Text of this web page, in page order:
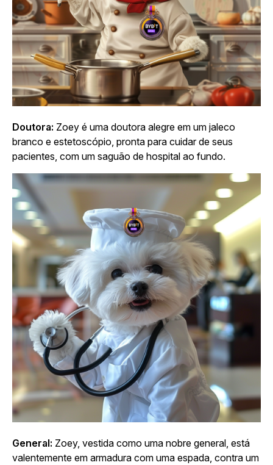
Doutora: Zoey é uma doutora alegre em um jaleco
branco e estetoscópio, pronta para cuidar de seus
pacientes, com um saguão de hospital ao fundo.
General: Zoey, vestida como uma nobre general, está
valentemente em armadura com uma espada, contra um